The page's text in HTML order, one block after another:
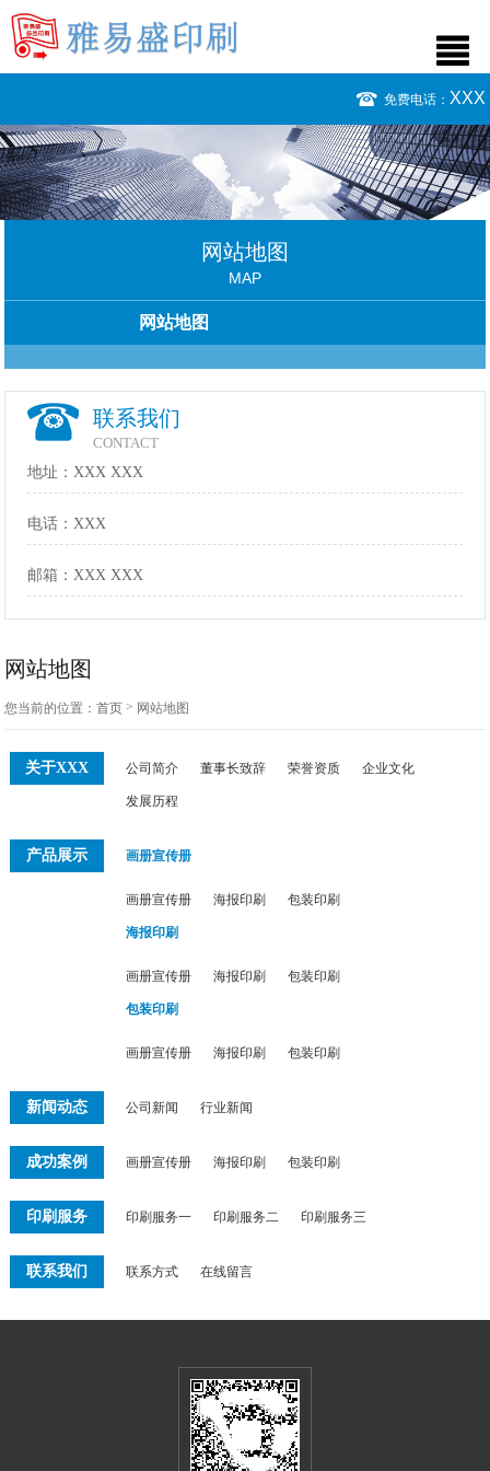
免费电话： XXX
网站地图
MAP
网站地图
联系我们
CONTACT
地址：XXX XXX
电话： XXX
邮箱： XXX XXX
网站地图
您当前的位置：首页 > 网站地图
关于XXX 公司简介 董事长致辞 荣誉资质 企业文化
发展历程
产品展示 画册宣传册
画册宣传册 海报印刷 包装印刷
海报印刷
画册宣传册 海报印刷 包装印刷
包装印刷
画册宣传册 海报印刷 包装印刷
新闻动态 公司新闻 行业新闻
成功案例 画册宣传册 海报印刷 包装印刷
印刷服务 印刷服务一 印刷服务二 印刷服务三
联系我们 联系方式 在线留言